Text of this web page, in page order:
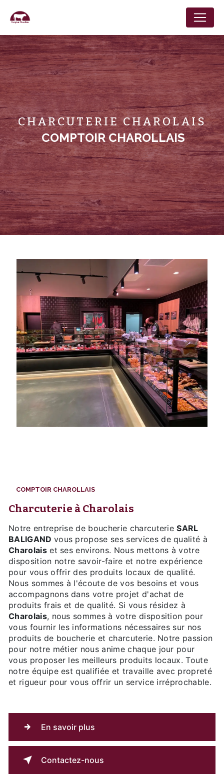
CHARCUTERIE CHAROLAIS
COMPTOIR CHAROLLAIS
COMPTOIR CHAROLLAIS
charcuterie à Charolais
Notre entreprise de boucherie charcuterieSARL
BALIGAND vous propose ses services de qualité à
Charolaiset ses environs. Nous mettons à votre
disposition notre savoir-faire et notre expérience
pour vous offrir des produits locaux de qualité.
Nous sommes à l'écoute de vos besoins et vous
accompagnons dans votre projet d'achat de
produits frais et de qualité. Si vous résidez à
Charolais, nous sommes à votre disposition pour
vous fournir les informations nécessaires sur nos
produits de boucherie et charcuterie. Notre passion
pour notre métier nous anime chaque jour pour
vous proposer les meilleurs produits locaux. Toute
notre équipe est qualifiée et travaille avec propreté
et rigueur pour vous offrir un service irréprochable.
En savoir plus
Contactez-nous